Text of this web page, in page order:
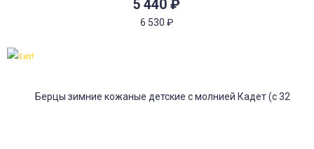
5 440 ₽
6 530 ₽
Хит!